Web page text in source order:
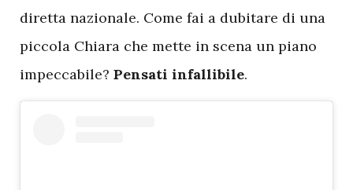
diretta nazionale. Come fai a dubitare di una
piccola Chiara che mette in scena un piano
impeccabile? Pensati infallibile.